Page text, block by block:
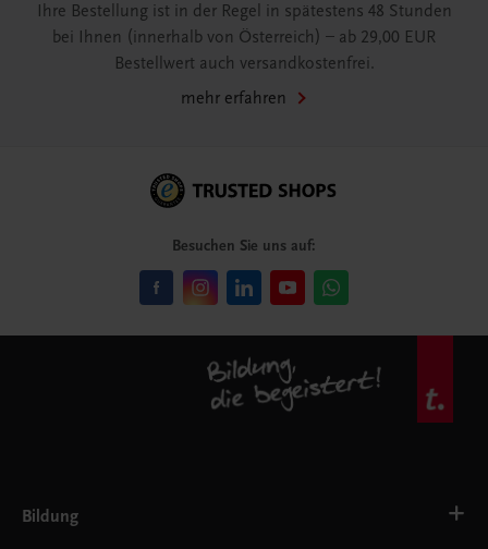
Ihre Bestellung ist in der Regel in spätestens 48 Stunden
bei Ihnen (innerhalb von Österreich) – ab 29,00 EUR
Bestellwert auch versandkostenfrei.
mehr erfahren
Besuchen Sie uns auf:
Bildung